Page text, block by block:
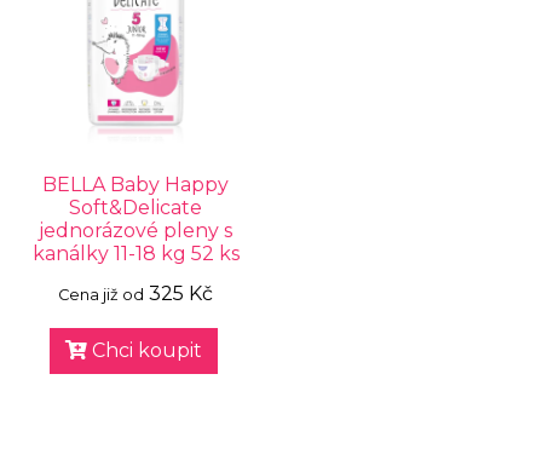
BELLA Baby Happy
Soft&Delicate
jednorázové pleny s
kanálky 11-18 kg 52 ks
Cena již od 325 Kč
Chci koupit